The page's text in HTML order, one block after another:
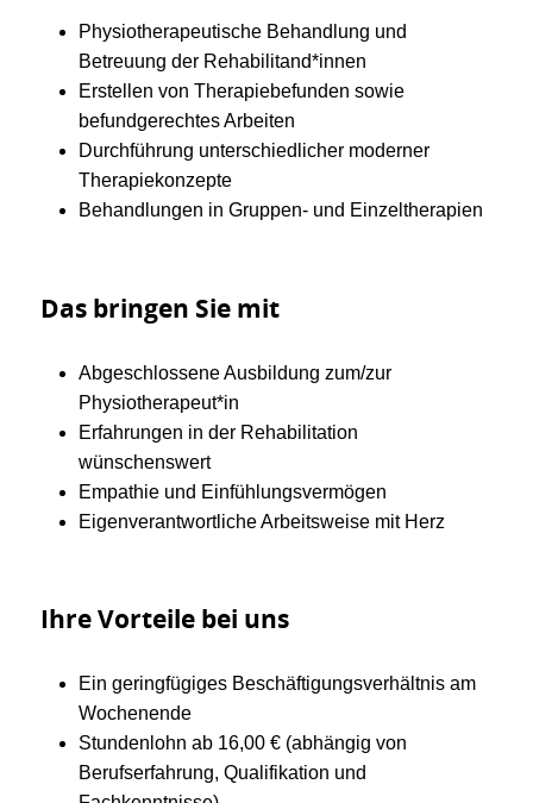
Physiotherapeutische Behandlung und
Betreuung der Rehabilitand*innen
Erstellen von Therapiebefunden sowie
befundgerechtes Arbeiten
Durchführung unterschiedlicher moderner
Therapiekonzepte
Behandlungen in Gruppen- und Einzeltherapien
Das bringen Sie mit
Abgeschlossene Ausbildung zum/zur
Physiotherapeut*in
Erfahrungen in der Rehabilitation
wünschenswert
Empathie und Einfühlungsvermögen
Eigenverantwortliche Arbeitsweise mit Herz
Ihre Vorteile bei uns
Ein geringfügiges Beschäftigungsverhältnis am
Wochenende
Stundenlohn ab 16,00 € (abhängig von
Berufserfahrung, Qualifikation und